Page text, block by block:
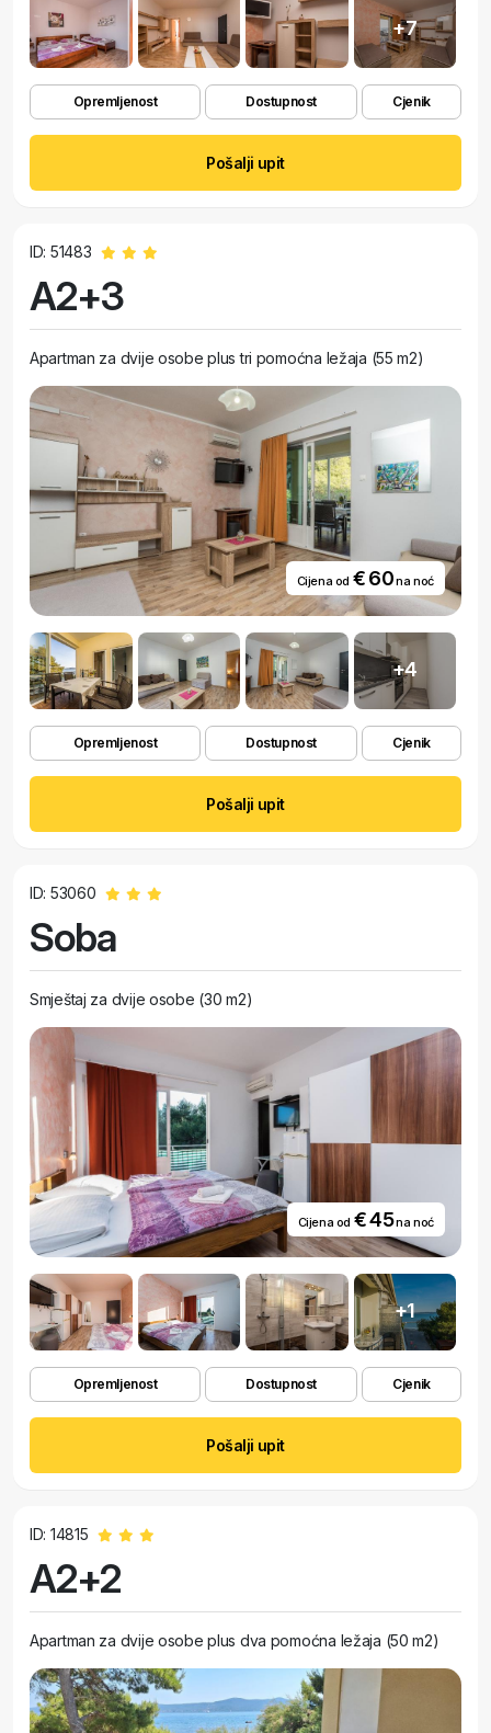
+7
Opremljenost Dostupnost Cjenik
Pošalji upit
ID: 51483
A2+3
Apartman za dvije osobe plus tri pomoćna ležaja (55 m2)
Cijena od € 60na noć
+4
Opremljenost Dostupnost Cjenik
Pošalji upit
ID: 53060
Soba
Smještaj za dvije osobe (30 m2)
Cijena od € 45na noć
+1
Opremljenost Dostupnost Cjenik
Pošalji upit
ID: 14815
A2+2
Apartman za dvije osobe plus dva pomoćna ležaja (50 m2)